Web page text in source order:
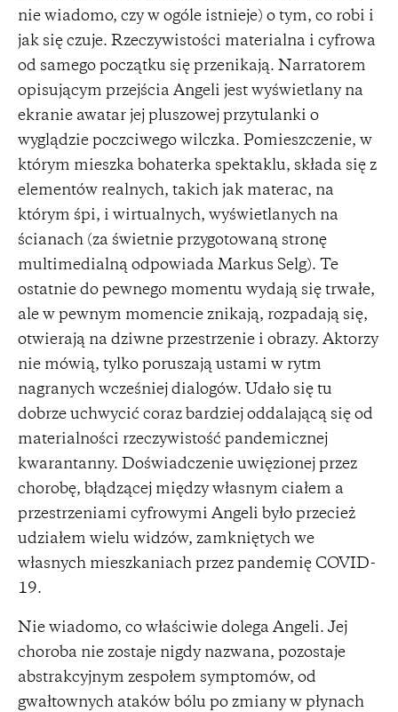
nie wiadomo, czy w ogóle istnieje) o tym, co robi i
jak się czuje. Rzeczywistości materialna i cyfrowa
od samego początku się przenikają. Narratorem
opisującym przejścia Angeli jest wyświetlany na
ekranie awatar jej pluszowej przytulanki o
wyglądzie poczciwego wilczka. Pomieszczenie, w
którym mieszka bohaterka spektaklu, składa się z
elementów realnych, takich jak materac, na
którym śpi, i wirtualnych, wyświetlanych na
ścianach (za świetnie przygotowaną stronę
multimedialną odpowiada Markus Selg). Te
ostatnie do pewnego momentu wydają się trwałe,
ale w pewnym momencie znikają, rozpadają się,
otwierają na dziwne przestrzenie i obrazy. Aktorzy
nie mówią, tylko poruszają ustami w rytm
nagranych wcześniej dialogów. Udało się tu
dobrze uchwycić coraz bardziej oddalającą się od
materialności rzeczywistość pandemicznej
kwarantanny. Doświadczenie uwięzionej przez
chorobę, błądzącej między własnym ciałem a
przestrzeniami cyfrowymi Angeli było przecież
udziałem wielu widzów, zamkniętych we
własnych mieszkaniach przez pandemię COVID-
19.
Nie wiadomo, co właściwie dolega Angeli. Jej
choroba nie zostaje nigdy nazwana, pozostaje
abstrakcyjnym zespołem symptomów, od
gwałtownych ataków bólu po zmiany w płynach